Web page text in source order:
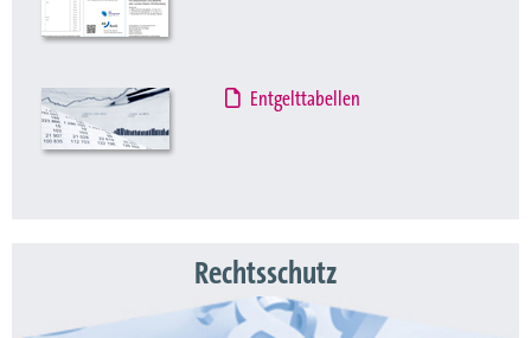
Entgelttabellen
Rechtsschutz